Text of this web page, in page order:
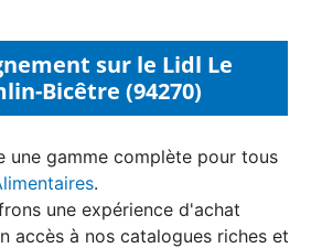
sur le Lidl Le
Bicêtre (94270)
une gamme complète pour tous
.
une expérience d'achat
accès à nos catalogues riches et